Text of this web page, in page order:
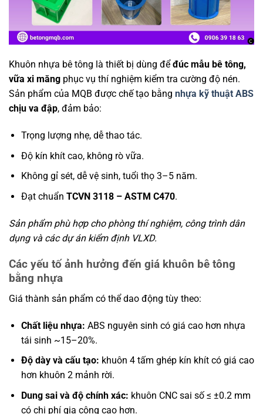
Khuôn nhựa bê tông là thiết bị dùng đểđúc mẫu bê tông,
vữa xi măng phục vụ thí nghiệm kiểm tra cường độ nén.
Sản phẩm của MQB được chế tạo bằng nhựa kỹ thuật ABS
chịu va đập, đảm bảo:
Trọng lượng nhẹ, dễ thao tác.
Độ kín khít cao, không rò vữa.
Không gỉ sét, dễ vệ sinh, tuổi thọ 3–5 năm.
Đạt chuẩn TCVN 3118 – ASTM C470.
Sản phẩm phù hợp cho phòng thí nghiệm, công trình dân
dụng và các dự án kiểm định VLXD.
Các yếu tố ảnh hưởng đến giá khuôn bê tông
bằng nhựa
Giá thành sản phẩm có thể dao động tùy theo:
Chất liệu nhựa: ABS nguyên sinh có giá cao hơn nhựa
tái sinh ~15–20%.
Độ dày và cấu tạo: khuôn 4 tấm ghép kín khít có giá cao
hơn khuôn 2 mảnh rời.
Dung sai và độ chính xác: khuôn CNC sai số ≤ ±0.2 mm
có chi phí gia công cao hơn.